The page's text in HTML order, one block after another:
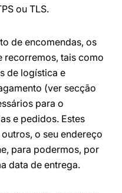
ou TLS.
de encomendas, os
recorremos, tais como
de logística e
(ver secção
para o
e pedidos. Estes
o seu endereço
para podermos, por
data de entrega.